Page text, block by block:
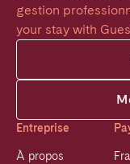
gestion
your stay with
Entreprise
À propos